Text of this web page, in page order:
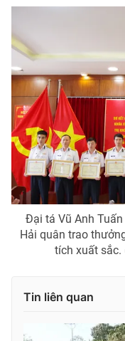
Liên hệ tòa soạn
THỜI BÁO VTV
Theo dõi báo trên
Cơ quan chủ quản:Đài
Thời
cấp ngày 29/12/2023
Phó Tổng Biên tập:
Đại tá Vũ Anh
Hải quân trao
tích xuất sắc.
Tin liên quan